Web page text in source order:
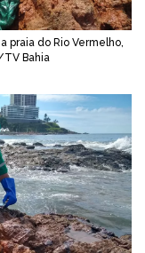
praia do Rio Vermelho,
Bahia